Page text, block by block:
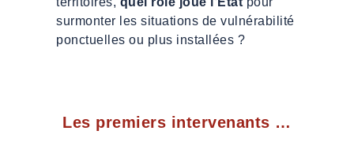
surmonter les situations de vulnérabilité
ponctuelles ou plus installées ?
Les premiers intervenants …